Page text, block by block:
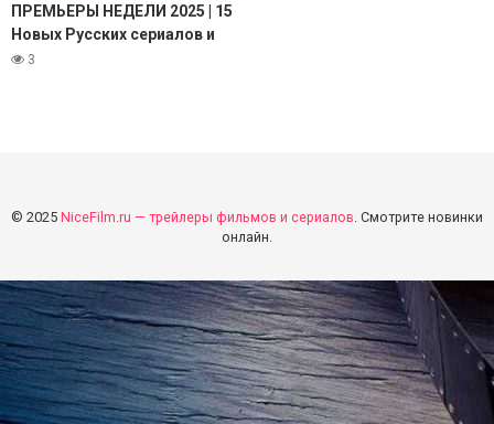
ПРЕМЬЕРЫ НЕДЕЛИ 2025 | 15
Новых Русских сериалов и
фильмов ноября 2025 года
3
© 2025 NiceFilm.ru — трейлеры фильмов и сериалов. Смотрите новинки
онлайн.